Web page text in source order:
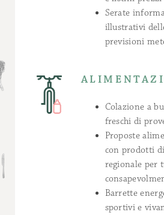
Serate
illustrativi
previsioni
Colazione a
freschi di
Proposte
con prodotti
regionale per
Barrette
sportivi e